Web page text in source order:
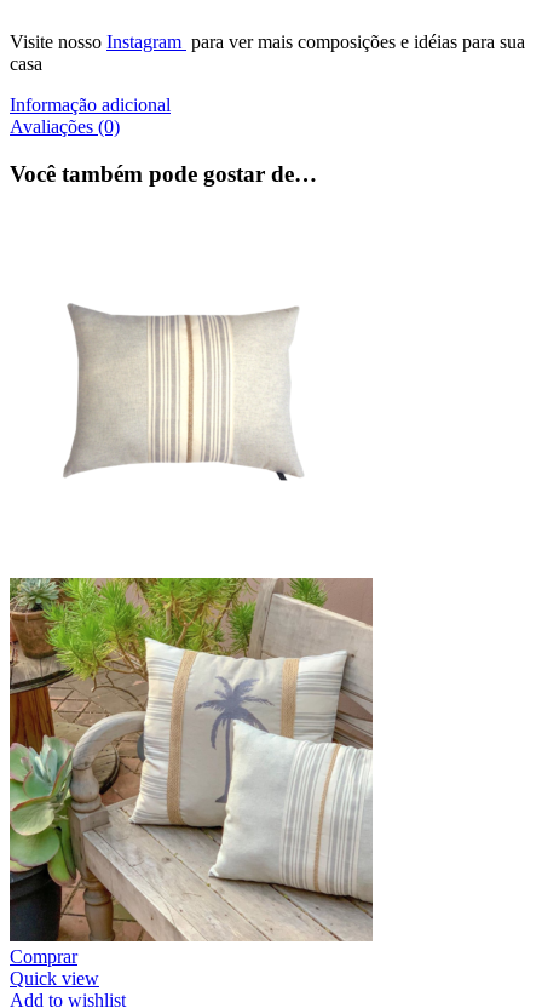
Visite nosso Instagram para ver mais composições e idéias para sua
casa
Informação adicional
Avaliações (0)
Você também pode gostar de…
Comprar
Quick view
Add to wishlist